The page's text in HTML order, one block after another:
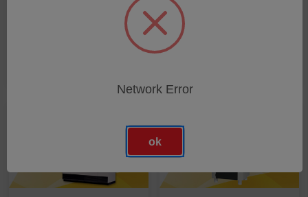
Network Error
ok